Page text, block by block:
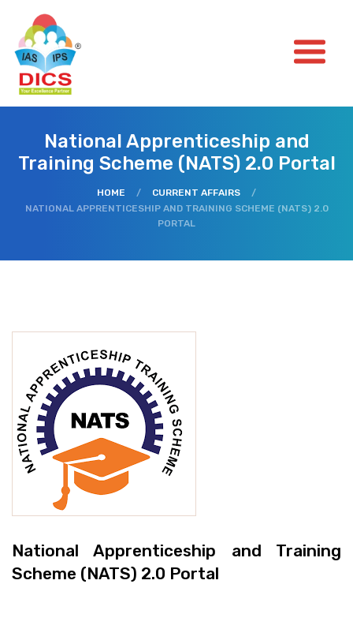
National Apprenticeship and
Training Scheme (NATS) 2.0 Portal
HOME / CURRENT AFFAIRS
/
NATIONAL APPRENTICESHIP AND TRAINING SCHEME (NATS) 2.0
PORTAL
National Apprenticeship and Training
Scheme (NATS) 2.0 Portal